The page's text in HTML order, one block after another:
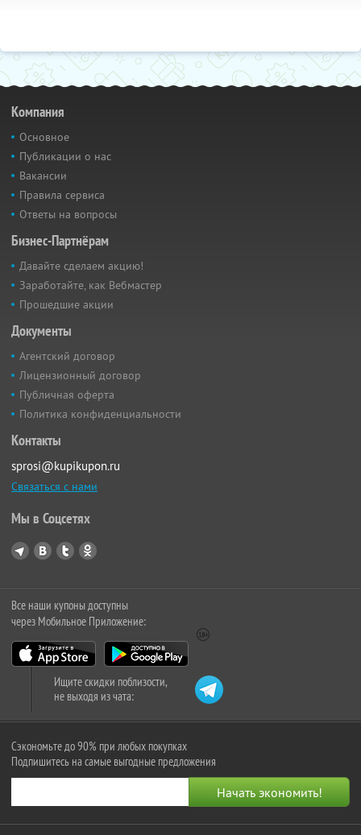
Компания
Основное
Публикации о нас
Вакансии
Правила сервиса
Ответы на вопросы
Бизнес-Партнёрам
Давайте сделаем акцию!
Заработайте, как Вебмастер
Прошедшие акции
Документы
Агентский договор
Лицензионный договор
Публичная оферта
Политика конфиденциальности
Контакты
sprosi@kupikupon.ru
Связаться с нами
Мы в Соцсетях
Все наши купоны доступны
через Мобильное Приложение:
Ищите скидки поблизости,
не выходя из чата:
Сэкономьте до 90% при любых покупках
Подпишитесь на самые выгодные предложения